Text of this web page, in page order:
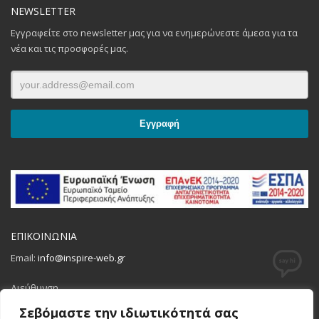
Σεβόμαστε την ιδιωτικότητά σας
NEWSLETTER
Εγγραφείτε στο newsletter μας για να ενημερώνεστε άμεσα για τα
νέα και τις προσφορές μας.
ΕΠΙΚΟΙΝΩΝΙΑ
Email: info@inspire-web.gr
Διεύθυνση